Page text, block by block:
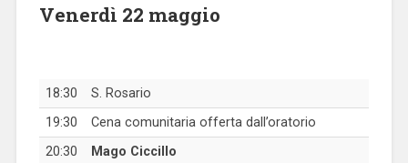
Venerdì 22 maggio
18:30
S. Rosario
19:30
Cena comunitaria offerta dall’oratorio
20:30
Mago Ciccillo